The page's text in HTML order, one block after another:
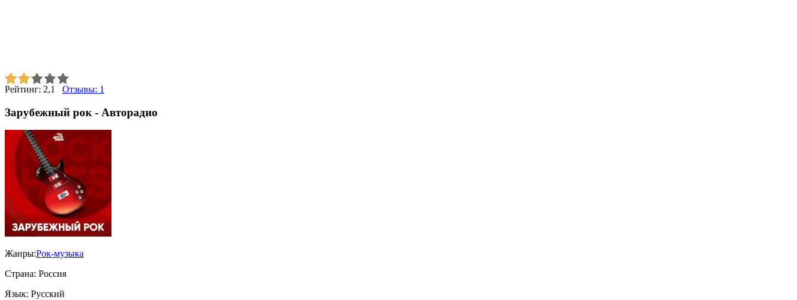
Рейтинг: 2,1 Отзывы: 1
Зарубежный рок - Авторадио
Жанры:Рок-музыка
Страна: Россия
Язык: Русский